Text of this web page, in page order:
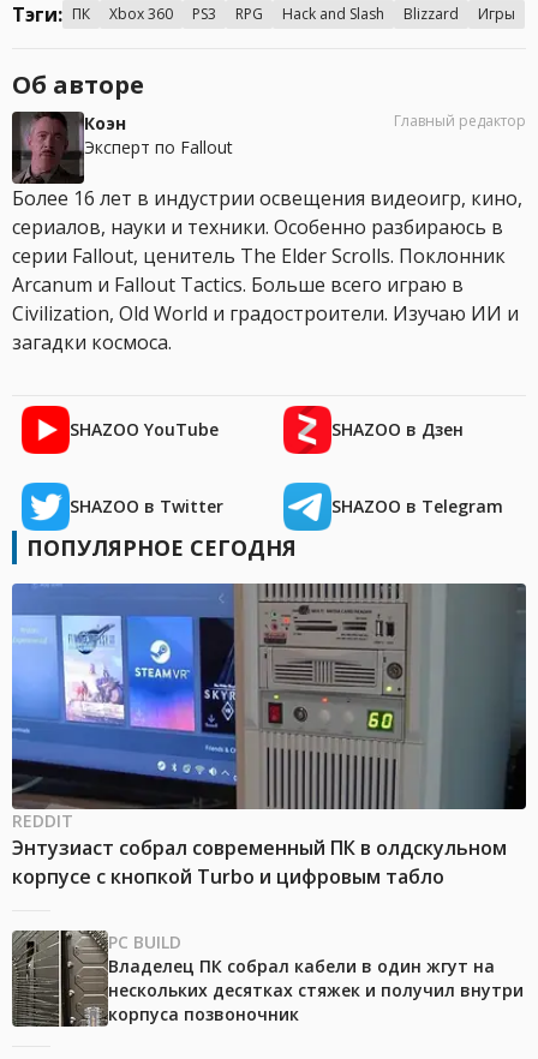
Тэги: ПК Xbox 360 PS3 RPG Hack and Slash Blizzard Игры
Об авторе
Коэн
Эксперт по Fallout
Главный редактор
Более 16 лет в индустрии освещения видеоигр, кино,
сериалов, науки и техники. Особенно разбираюсь в
серии Fallout, ценитель The Elder Scrolls. Поклонник
Arcanum и Fallout Tactics. Больше всего играю в
Civilization, Old World и градостроители. Изучаю ИИ и
загадки космоса.
SHAZOO YouTube SHAZOO в Дзен
SHAZOO в Twitter SHAZOO в Telegram
ПОПУЛЯРНОЕ СЕГОДНЯ
REDDIT
Энтузиаст собрал современный ПК в олдскульном
корпусе с кнопкой Turbo и цифровым табло
PC BUILD
Владелец ПК собрал кабели в один жгут на
нескольких десятках стяжек и получил внутри
корпуса позвоночник